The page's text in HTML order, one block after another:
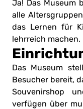
Ja! Das Museum
alle
das Lernen für
lehrreich machen.
Das Museum
Besucher bereit,
Souvenirshop
verfügen über